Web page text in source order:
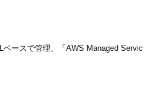
ベースで管理、「AWS Managed Servic